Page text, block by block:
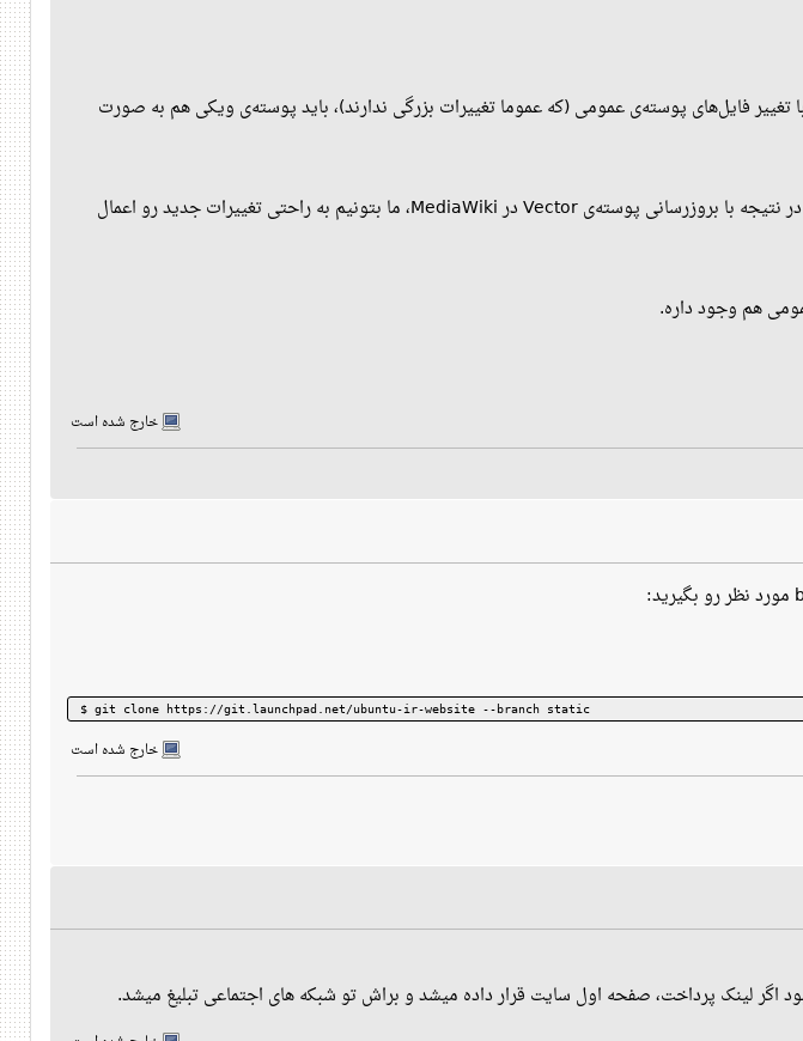
فایل‌های پوسته‌ی عمومی (که عموما تغییرات بزرگی ندارند)، باید پوسته‌ی ویکی هم به صورت
* باید سعی بشه که در پوسته‌ی Vector کمترین تغییرات ممکن انجام بشه، در نتیجه با بروزرسانی پوسته‌ی Vector در MediaWiki، ما بتونیم به راحتی تغییرات جدید رو اعمال
هم وجود داره.
خارج شده است
$ git clone https://git.launchpad.net/ubuntu-ir-website --branch static
خارج شده است
اگر لینک پرداخت، صفحه اول سایت قرار داده میشد و براش تو شبکه های اجتماعی تبلیغ میشد.